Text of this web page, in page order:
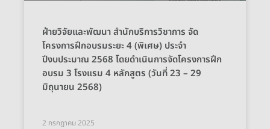
ฝ่ายวิจัยและพัฒนา สำนักบริการวิชาการ จัด
โครงการฝึกอบรมระยะ 4 (พิเศษ) ประจำ
ปีงบประมาณ 2568 โดยดำเนินการจัดโครงการฝึก
อบรม 3 โรงแรม 4 หลักสูตร (วันที่ 23 – 29
มิถุนายน 2568)
2 กรกฎาคม 2025